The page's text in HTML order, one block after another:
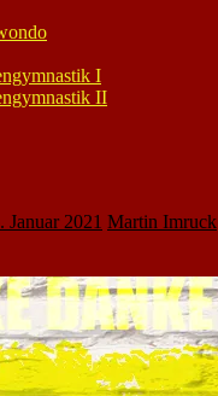
I
II
Januar 2021 Martin Imruck